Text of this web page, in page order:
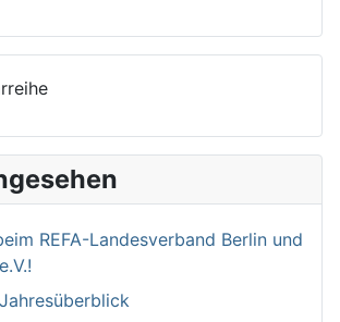
REFA-Landesverband Berlin und